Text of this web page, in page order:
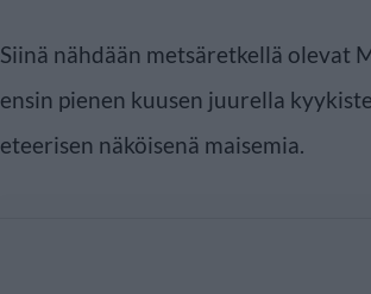
Siinä nähdään metsäretkellä olevat
ensin pienen kuusen juurella
eteerisen näköisenä maisemia.